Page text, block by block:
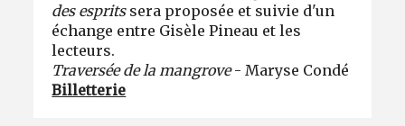
des espritssera proposée et suivie d'un
échange entre Gisèle Pineau et les
lecteurs.
Traversée de la mangrove- Maryse Condé
Billetterie